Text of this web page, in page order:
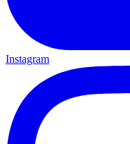
Instagram